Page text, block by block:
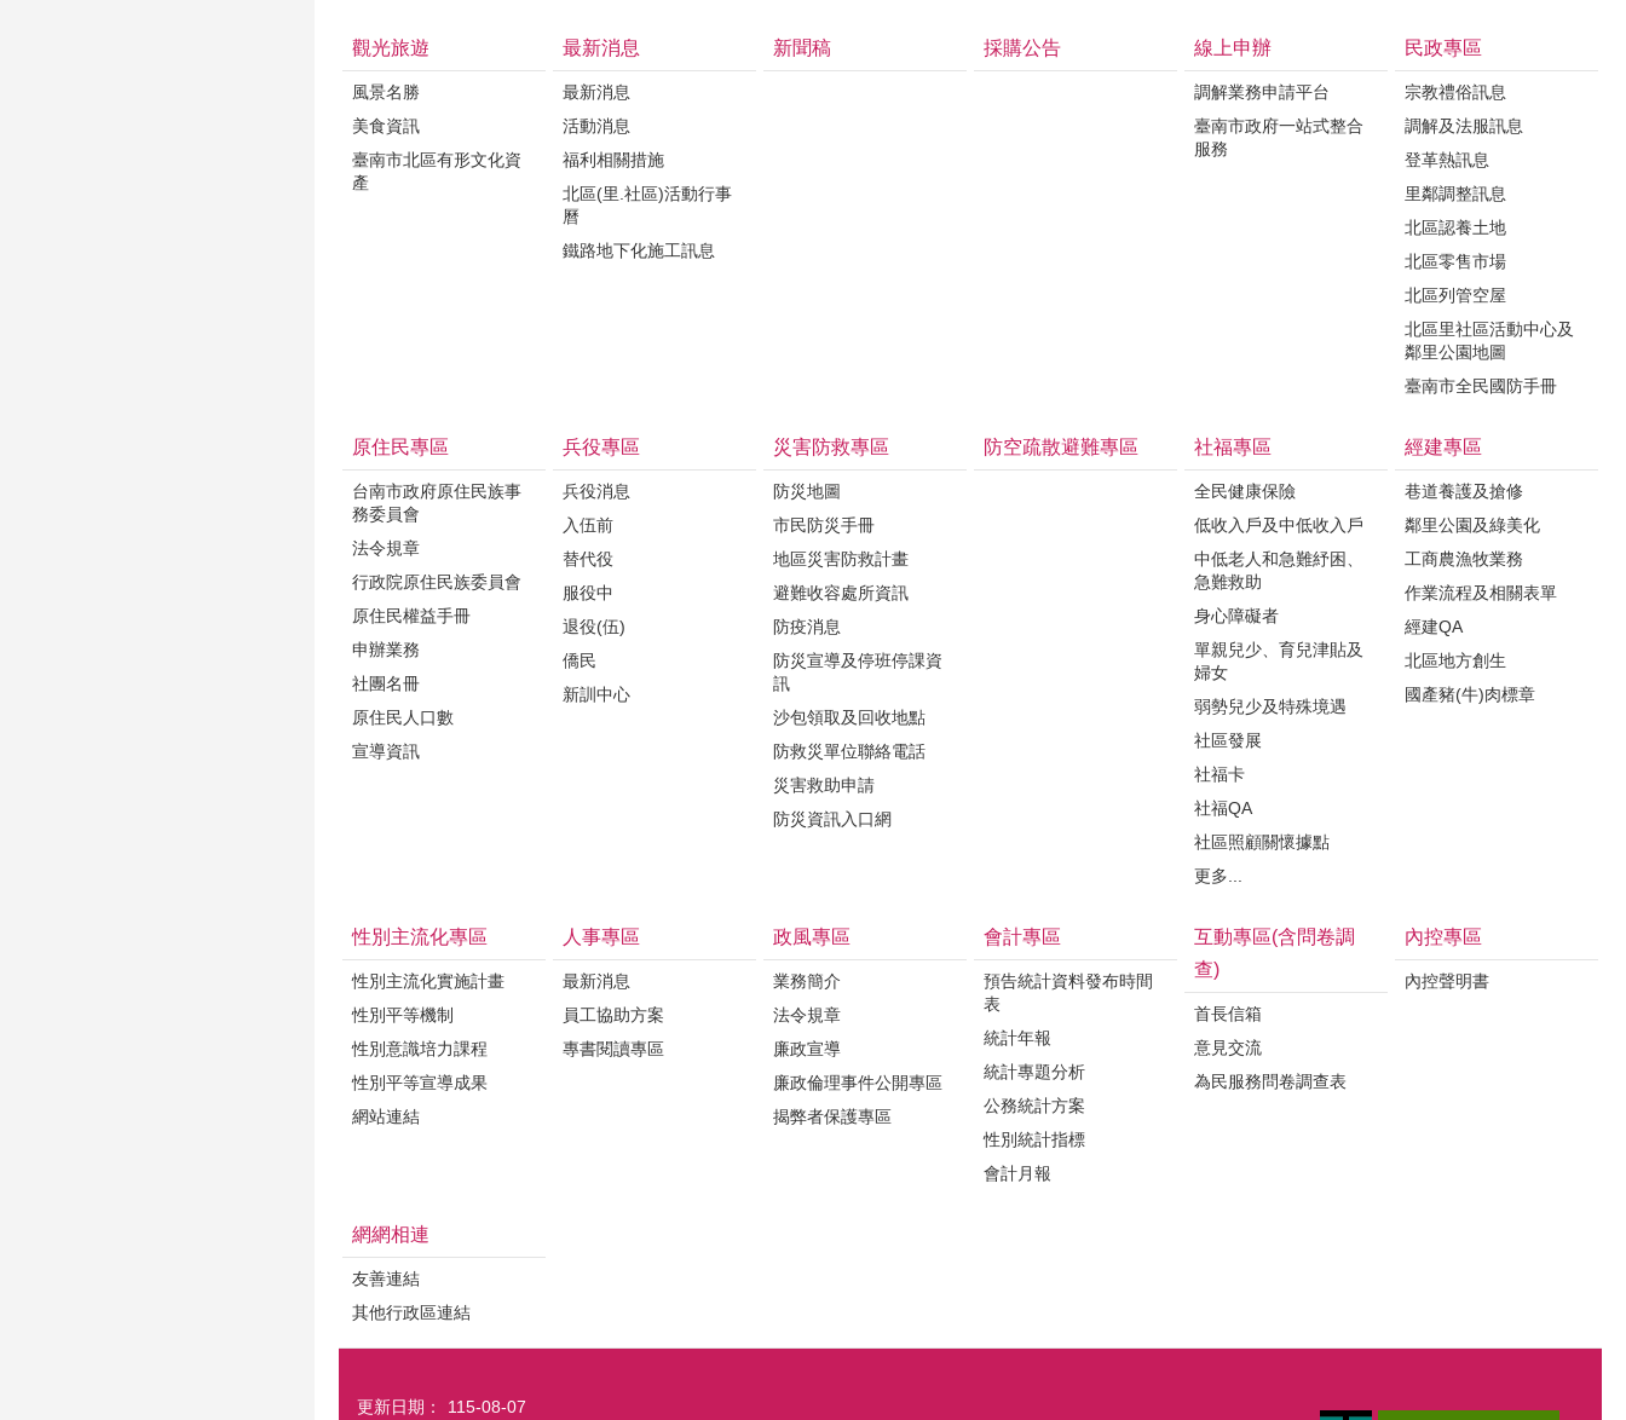
觀光旅遊
風景名勝
美食資訊
臺南市北區有形文化資
產
最新消息
最新消息
活動消息
福利相關措施
北區(里.社區)活動行事
曆
鐵路地下化施工訊息
新聞稿 採購公告 線上申辦
調解業務申請平台
臺南市政府一站式整合
服務
民政專區
宗教禮俗訊息
調解及法服訊息
登革熱訊息
里鄰調整訊息
北區認養土地
北區零售市場
北區列管空屋
北區里社區活動中心及
鄰里公園地圖
臺南市全民國防手冊
原住民專區
台南市政府原住民族事
務委員會
法令規章
行政院原住民族委員會
原住民權益手冊
申辦業務
社團名冊
原住民人口數
宣導資訊
兵役專區
兵役消息
入伍前
替代役
服役中
退役(伍)
僑民
新訓中心
災害防救專區
防災地圖
市民防災手冊
地區災害防救計畫
避難收容處所資訊
防疫消息
防災宣導及停班停課資
訊
沙包領取及回收地點
防救災單位聯絡電話
災害救助申請
防災資訊入口網
防空疏散避難專區 社福專區
全民健康保險
低收入戶及中低收入戶
中低老人和急難紓困、
急難救助
身心障礙者
單親兒少、育兒津貼及
婦女
弱勢兒少及特殊境遇
社區發展
社福卡
社福QA
社區照顧關懷據點
更多...
經建專區
巷道養護及搶修
鄰里公園及綠美化
工商農漁牧業務
作業流程及相關表單
經建QA
北區地方創生
國產豬(牛)肉標章
性別主流化專區
性別主流化實施計畫
性別平等機制
性別意識培力課程
性別平等宣導成果
網站連結
人事專區
最新消息
員工協助方案
專書閱讀專區
政風專區
業務簡介
法令規章
廉政宣導
廉政倫理事件公開專區
揭弊者保護專區
會計專區
預告統計資料發布時間
表
統計年報
統計專題分析
公務統計方案
性別統計指標
會計月報
互動專區(含問卷調
查)
首長信箱
意見交流
為民服務問卷調查表
內控專區
內控聲明書
網網相連
友善連結
其他行政區連結
更新日期： 115-08-07